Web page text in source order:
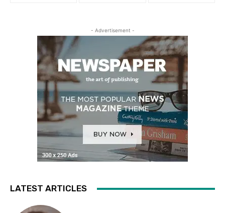
- Advertisement -
LATEST ARTICLES